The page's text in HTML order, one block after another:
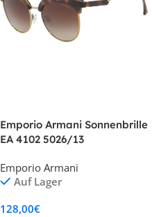
Emporio Armani Sonnenbrille
EA 4102 5026/13
Emporio Armani
Auf Lager
128,00€